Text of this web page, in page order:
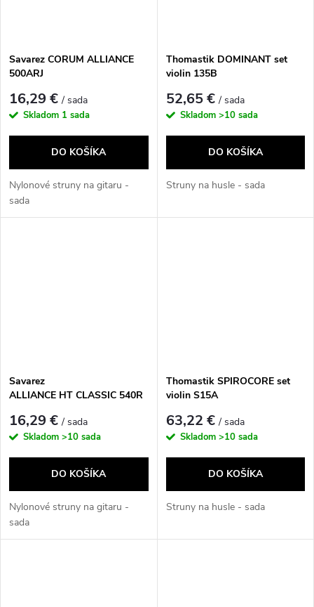
Savarez CORUM ALLIANCE
500ARJ
16,29 €/ sada
Skladom 1 sada
DO KOŠÍKA
Nylonové struny na gitaru -
sada
Thomastik DOMINANT set
violin 135B
52,65 €/ sada
Skladom >10 sada
DO KOŠÍKA
Struny na husle - sada
Savarez
ALLIANCE HT CLASSIC 540R
16,29 €/ sada
Skladom >10 sada
DO KOŠÍKA
Nylonové struny na gitaru -
sada
Thomastik SPIROCORE set
violin S15A
63,22 €/ sada
Skladom >10 sada
DO KOŠÍKA
Struny na husle - sada